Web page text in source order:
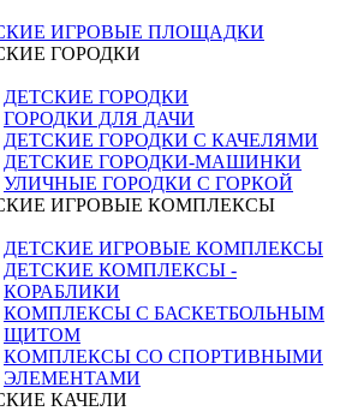
ИГРОВЫЕ ПЛОЩАДКИ
ГОРОДКИ
ДЕТСКИЕ ГОРОДКИ
ГОРОДКИ ДЛЯ ДАЧИ
ДЕТСКИЕ ГОРОДКИ С КАЧЕЛЯМИ
ДЕТСКИЕ ГОРОДКИ-МАШИНКИ
УЛИЧНЫЕ ГОРОДКИ С ГОРКОЙ
ИГРОВЫЕ КОМПЛЕКСЫ
ДЕТСКИЕ ИГРОВЫЕ КОМПЛЕКСЫ
ДЕТСКИЕ КОМПЛЕКСЫ -
КОРАБЛИКИ
КОМПЛЕКСЫ С БАСКЕТБОЛЬНЫМ
ЩИТОМ
КОМПЛЕКСЫ СО СПОРТИВНЫМИ
ЭЛЕМЕНТАМИ
КАЧЕЛИ